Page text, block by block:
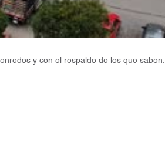
y con el respaldo de los que saben.